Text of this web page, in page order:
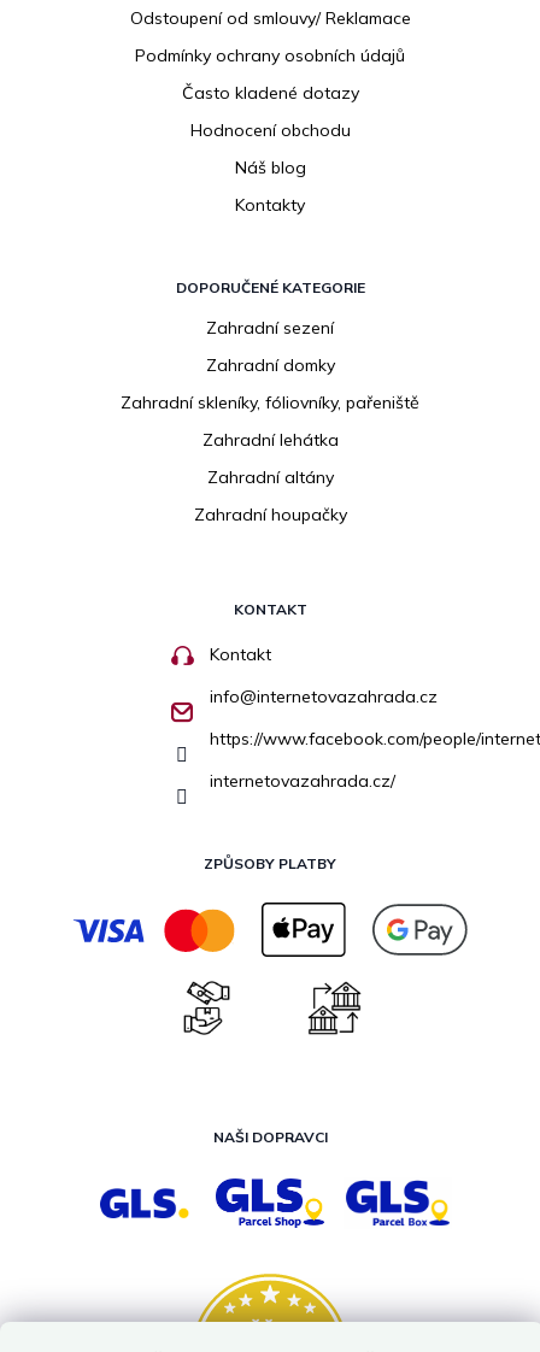
Odstoupení od smlouvy/ Reklamace
Podmínky ochrany osobních údajů
Často kladené dotazy
Hodnocení obchodu
Náš blog
Kontakty
DOPORUČENÉ KATEGORIE
Zahradní sezení
Zahradní domky
Zahradní skleníky, fóliovníky, pařeniště
Zahradní lehátka
Zahradní altány
Zahradní houpačky
KONTAKT
Kontakt
info@internetovazahrada.cz
https://www.facebook.com/people/
internetovazahrada.cz/
ZPŮSOBY PLATBY
NAŠI DOPRAVCI